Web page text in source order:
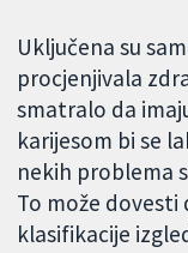
Uključena su
procjenjivala
smatralo da
karijesom bi se
nekih problema
To može dovesti
klasifikacije